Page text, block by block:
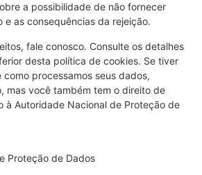
a possibilidade de não fornecer
e as consequências da rejeição.
fale conosco. Consulte os detalhes
desta política de cookies. Se tiver
processamos seus dados,
mas você também tem o direito de
à Autoridade Nacional de Proteção de
Proteção de Dados